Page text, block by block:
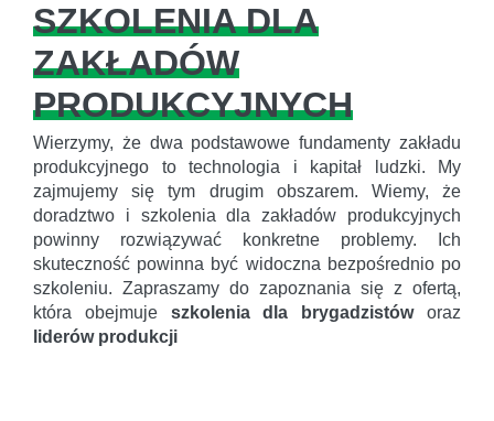
SZKOLENIA DLA
ZAKŁADÓW
PRODUKCYJNYCH
Wierzymy, że dwa podstawowe fundamenty zakładu
produkcyjnego to technologia i kapitał ludzki. My
zajmujemy się tym drugim obszarem. Wiemy, że
doradztwo i szkolenia dla zakładów produkcyjnych
powinny rozwiązywać konkretne problemy. Ich
skuteczność powinna być widoczna bezpośrednio po
szkoleniu. Zapraszamy do zapoznania się z ofertą,
która obejmuje szkolenia dla brygadzistóworaz
liderów produkcji